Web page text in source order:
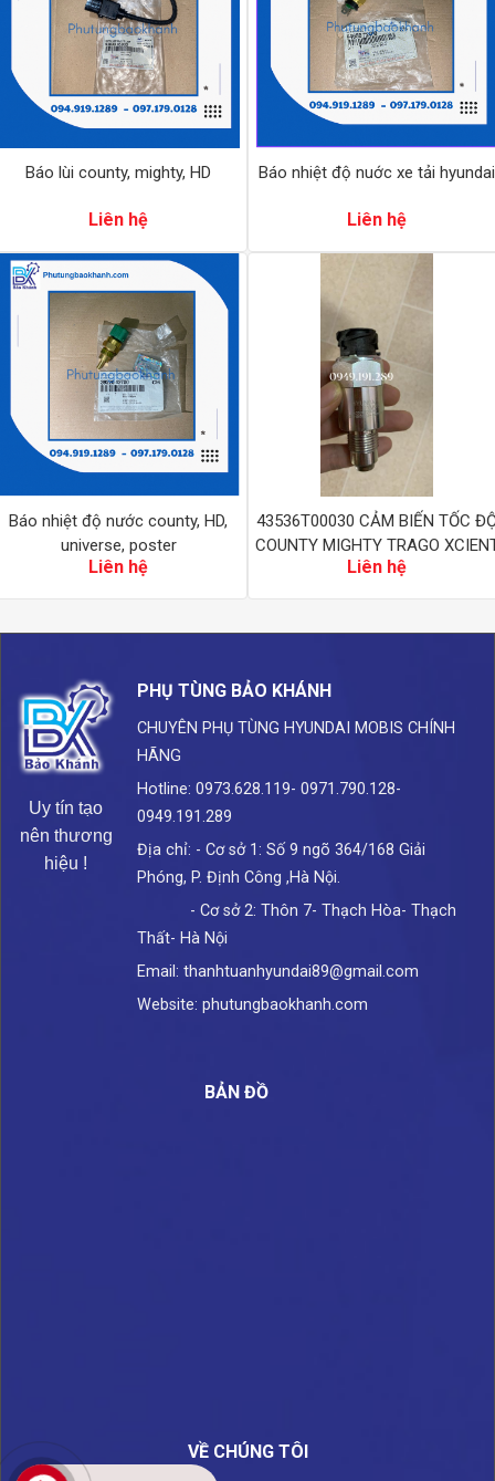
Báo lùi county, mighty, HD
Liên hệ
Báo nhiệt độ nuớc xe tải hyundai
Liên hệ
Báo nhiệt độ nước county, HD,
universe, poster
Liên hệ
43536T00030 CẢM BIẾN TỐC
COUNTY MIGHTY TRAGO
HYUNDAI
Liên hệ
Uy tín tạo
nên thương
hiệu !
PHỤ TÙNG BẢO KHÁNH
CHUYÊN PHỤ TÙNG HYUNDAI MOBIS CHÍNH
HÃNG
Hotline: 0973.628.119- 0971.790.128-
0949.191.289
Địa chỉ: - Cơ sở 1: Số 9 ngõ 364/168 Giải
Phóng, P. Định Công ,Hà Nội.
- Cơ sở 2: Thôn 7- Thạch Hòa- Thạch
Thất- Hà Nội
Email: thanhtuanhyundai89@gmail.com
Website: phutungbaokhanh.com
BẢN ĐỒ
VỀ CHÚNG TÔI